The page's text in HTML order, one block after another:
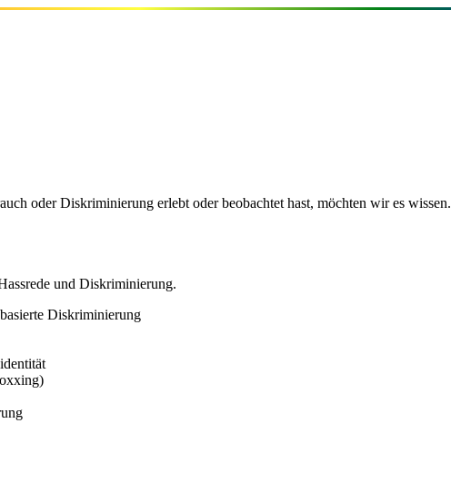
oder Diskriminierung erlebt oder beobachtet hast, möchten wir es wissen.
und Diskriminierung.
Diskriminierung